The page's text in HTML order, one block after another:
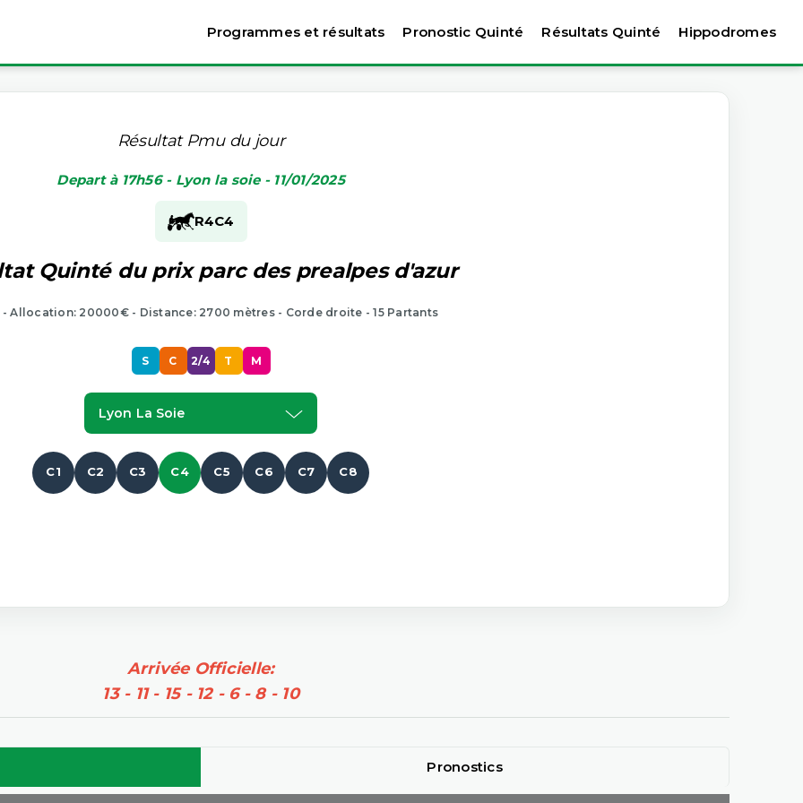
Programmes et résultats Pronostic Quinté Résultats Quinté Hippodromes
Résultat Pmu du jour
Depart à 17h56 - Lyon la soie - 11/01/2025
R4C4
Quinté du prix parc des prealpes d'azur
Allocation: 20000€ - Distance: 2700 mètres - Corde droite - 15 Partants
S C 2/4 T M
Lyon La Soie
C1 C2 C3 C4 C5 C6 C7 C8
Arrivée Officielle:
13 - 11 - 15 - 12 - 6 - 8 - 10
Pronostics